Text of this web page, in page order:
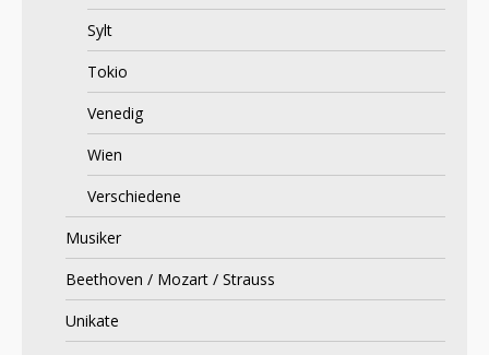
Sylt
Tokio
Venedig
Wien
Verschiedene
Musiker
Beethoven / Mozart / Strauss
Unikate